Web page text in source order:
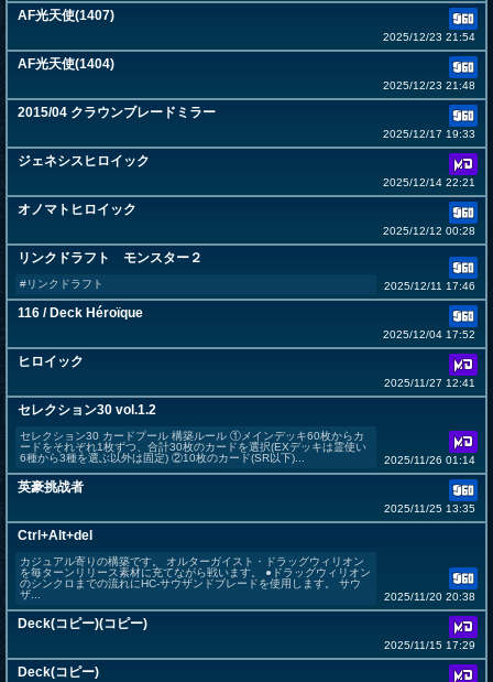
AF光天使(1407)
2025/12/23 21:54
AF光天使(1404)
2025/12/23 21:48
2015/04 クラウンブレードミラー
2025/12/17 19:33
ジェネシスヒロイック
2025/12/14 22:21
オノマトヒロイック
2025/12/12 00:28
リンクドラフト モンスター２
#リンクドラフト 2025/12/11 17:46
116 / Deck Héroïque
2025/12/04 17:52
ヒロイック
2025/11/27 12:41
セレクション30 vol.1.2
セレクション30 カードプール 構築ルール ①メインデッキ60枚からカ
ードをそれぞれ1枚ずつ、合計30枚のカードを選択(EXデッキは霊使い
6種から3種を選ぶ以外は固定) ②10枚のカード(SR以下)...
2025/11/26 01:14
英豪挑战者
2025/11/25 13:35
Ctrl+Alt+del
カジュアル寄りの構築です。 オルターガイスト・ドラッグウィリオン
を毎ターンリリース素材に充てながら戦います。 ●ドラッグウィリオン
のシンクロまでの流れにHC-サウザンドブレードを使用します。 サウ
ザ...
2025/11/20 20:38
Deck(コピー)(コピー)
2025/11/15 17:29
Deck(コピー)